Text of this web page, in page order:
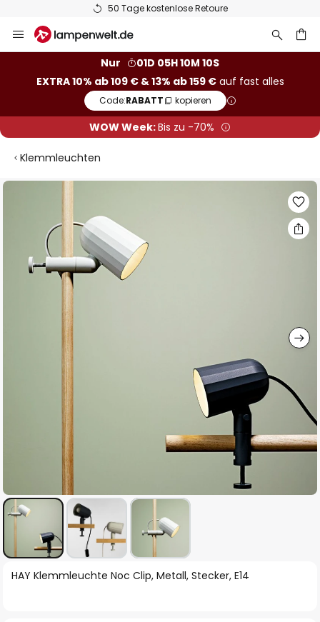
50 Tage kostenlose Retoure
Inhalt
Nur
01D 05H 10M 09S
EXTRA 10% ab 109 € & 13% ab 159 €auf fast alles
Code:RABATT kopieren
WOW Week:Bis zu -70%
Klemmleuchten
Zum
Bildgalerie
springen
Zum
HAY Klemmleuchte Noc Clip, Metall, Stecker, E14